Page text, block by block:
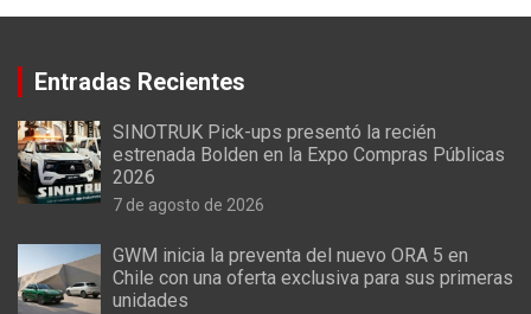
Entradas Recientes
SINOTRUK Pick-ups presentó la recién
estrenada Bolden en la Expo Compras Públicas
2026
7 de agosto de 2026
GWM inicia la preventa del nuevo ORA 5 en
Chile con una oferta exclusiva para sus primeras
unidades